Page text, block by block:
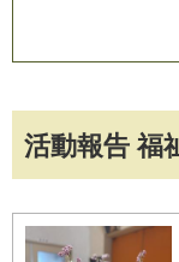
活動報告 福